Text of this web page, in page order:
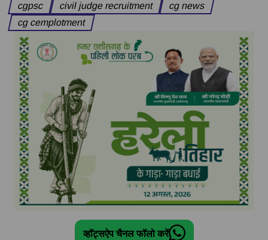
cgpsc
civil judge recruitment
cg news
cg cemplotment
व्हॉट्सऐप चैनल फॉलो करें